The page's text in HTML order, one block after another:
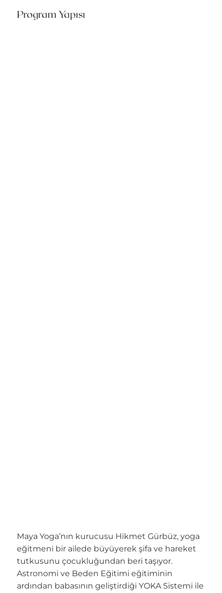
Program Yapısı
Maya Yoga’nın kurucusu Hikmet Gürbüz, yoga
eğitmeni bir ailede büyüyerek şifa ve hareket
tutkusunu çocukluğundan beri taşıyor.
Astronomi ve Beden Eğitimi eğitiminin
ardından babasının geliştirdiği YOKA Sistemi ile